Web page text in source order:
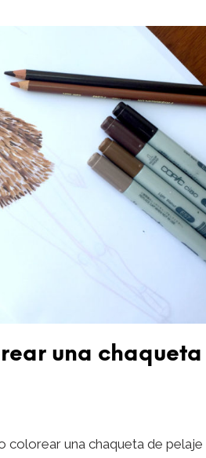
una chaqueta
colorear una chaqueta de pelaje